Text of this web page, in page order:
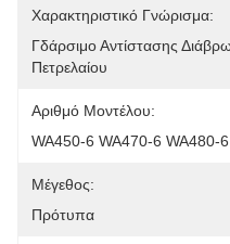
Χαρακτηριστικό Γνώρισμα:
Γδάρσιμο Αντίστασης
Πετρελαίου
Αριθμό Μοντέλου:
WA450-6 WA470-6 WA480-6
Μέγεθος:
Πρότυπα